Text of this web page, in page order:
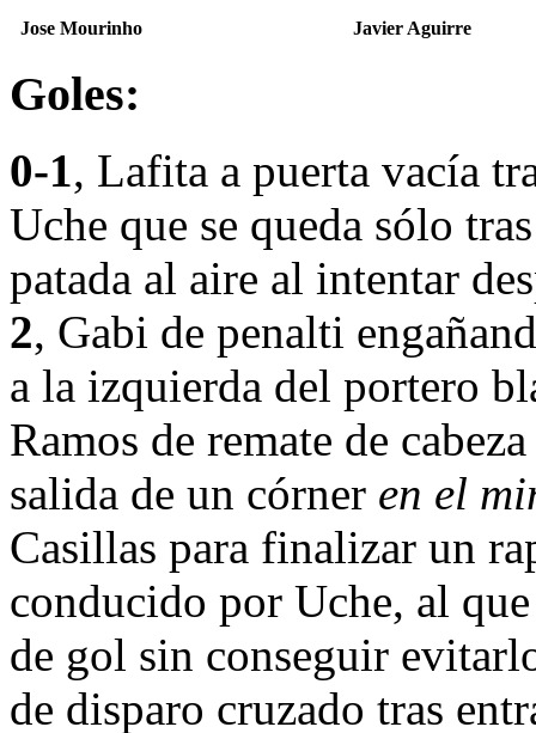
Jose Mourinho Javier Aguirre
Goles:
0-1, Lafita a puerta vacía
Uche que se queda sólo
patada al aire al intentar
2, Gabi de penalti
a la izquierda del portero
Ramos de remate de
salida de un córner en el
Casillas para finalizar un
conducido por Uche, al
de gol sin conseguir
de disparo cruzado tras